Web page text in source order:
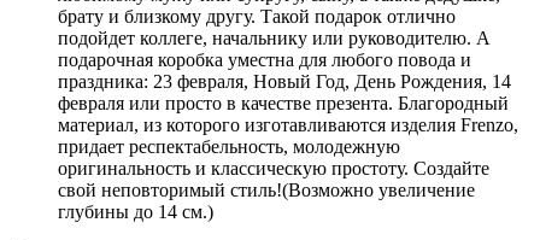
брату и близкому другу. Такой подарок отлично
подойдет коллеге, начальнику или руководителю. А
подарочная коробка уместна для любого повода и
праздника: 23 февраля, Новый Год, День Рождения, 14
февраля или просто в качестве презента. Благородный
материал, из которого изготавливаются изделия Frenzo,
придает респектабельность, молодежную
оригинальность и классическую простоту. Создайте
свой неповторимый стиль!(Возможно увеличение
глубины до 14 см.)